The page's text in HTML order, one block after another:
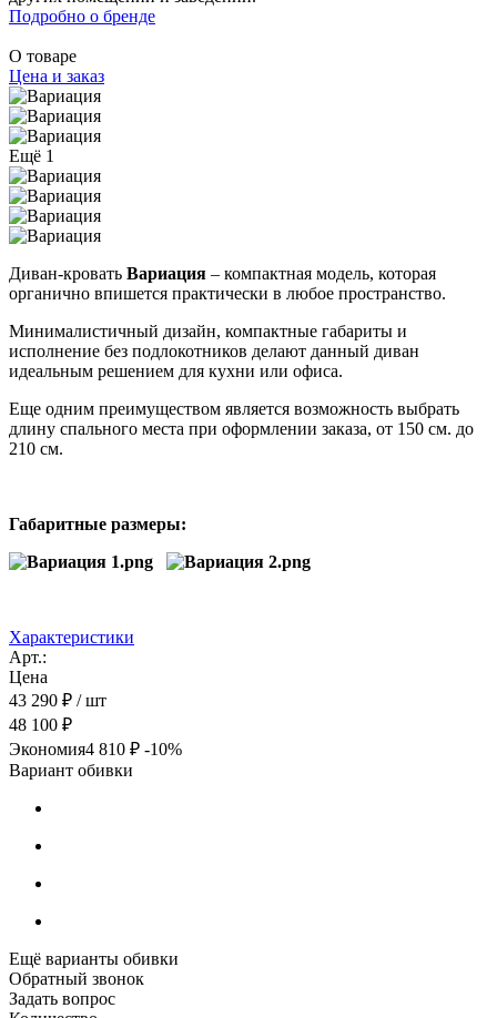
Подробно о бренде
О товаре
Цена и заказ
Ещё 1
Диван-кровать Вариация – компактная модель, которая
органично впишется практически в любое пространство.
Минималистичный дизайн, компактные габариты и
исполнение без подлокотников делают данный диван
идеальным решением для кухни или офиса.
Еще одним преимуществом является возможность выбрать
длину спального места при оформлении заказа, от 150 см. до
210 см.
Габаритные размеры:
Характеристики
Арт.:
Цена
43 290 ₽ / шт
48 100 ₽
Экономия4 810 ₽ -10%
Вариант обивки
Ещё варианты обивки
Обратный звонок
Задать вопрос